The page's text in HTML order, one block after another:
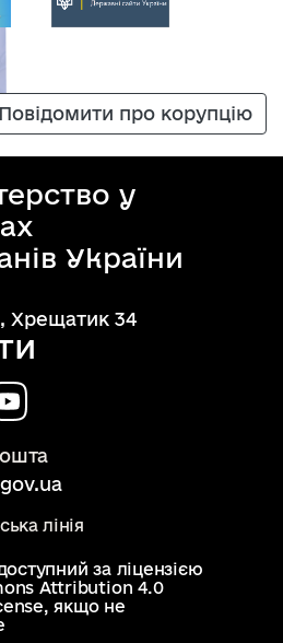
Повідомити про корупцію
у
України
Хрещатик 34
лінія
за ліцензією
Attribution 4.0
, якщо не